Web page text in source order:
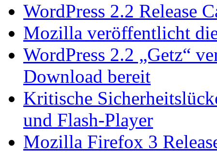
WordPress 2.2 Release
Mozilla veröffentlicht
WordPress 2.2 „Getz“
Download bereit
Kritische
und Flash-Player
Mozilla Firefox 3